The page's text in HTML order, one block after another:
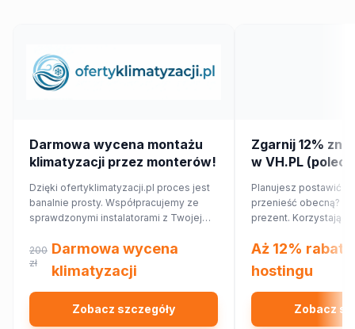
Darmowa wycena montażu
klimatyzacji przez monterów!
Dzięki ofertyklimatyzacji.pl proces jest
banalnie prosty. Współpracujemy ze
sprawdzonymi instalatorami z Twojej
Ciebie wycenę dopasowaną do
Twojego domu lub mieszkania.
200
zł
Darmowa wycena
klimatyzacji
Zobacz szczegóły
Zgarnij 12%
w VH.PL
Planujesz postawić
przenieść obecną?
prezent. Korzystając
12%!
Aż 12%
hostingu
Zobacz